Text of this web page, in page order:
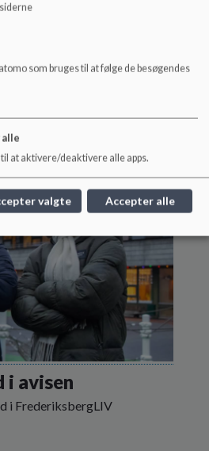
besøger
Margrethes besøg
til Maver
i avisen
i FrederiksbergLIV
som bruges til at følge de besøgendes
at aktivere/deaktivere alle apps.
valgte Accepter alle